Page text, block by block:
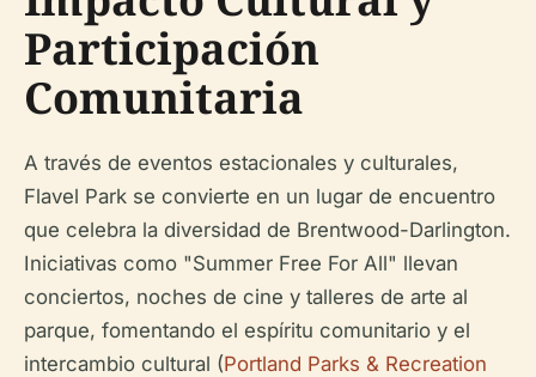
Participación
Comunitaria
A través de eventos estacionales y culturales,
Flavel Park se convierte en un lugar de encuentro
que celebra la diversidad de Brentwood-Darlington.
Iniciativas como "Summer Free For All" llevan
conciertos, noches de cine y talleres de arte al
parque, fomentando el espíritu comunitario y el
intercambio cultural (Portland Parks & Recreation